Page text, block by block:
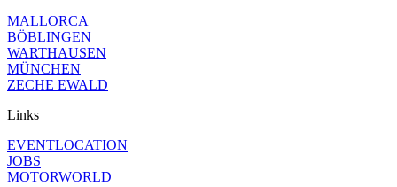
MALLORCA
BÖBLINGEN
WARTHAUSEN
MÜNCHEN
ZECHE EWALD
Links
EVENTLOCATION
JOBS
MOTORWORLD